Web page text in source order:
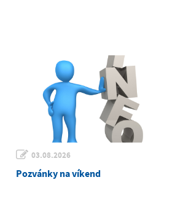
03.08.2026
Pozvánky na víkend